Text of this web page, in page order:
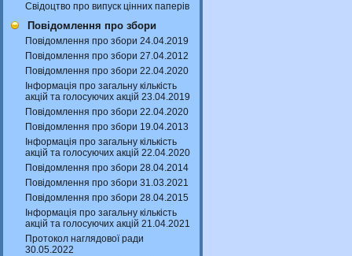
Свідоцтво про випуск цінних паперів
Повідомлення про збори
Повідомлення про збори 24.04.2019
Повідомлення про збори 27.04.2012
Повідомлення про збори 22.04.2020
Інформація про загальну кількість
акцій та голосуючих акцій 23.04.2019
Повідомлення про збори 22.04.2020
Повідомлення про збори 19.04.2013
Інформація про загальну кількість
акцій та голосуючих акцій 22.04.2020
Повідомлення про збори 28.04.2014
Повідомлення про збори 31.03.2021
Повідомлення про збори 28.04.2015
Інформація про загальну кількість
акцій та голосуючих акцій 21.04.2021
Протокол наглядової ради
30.05.2022